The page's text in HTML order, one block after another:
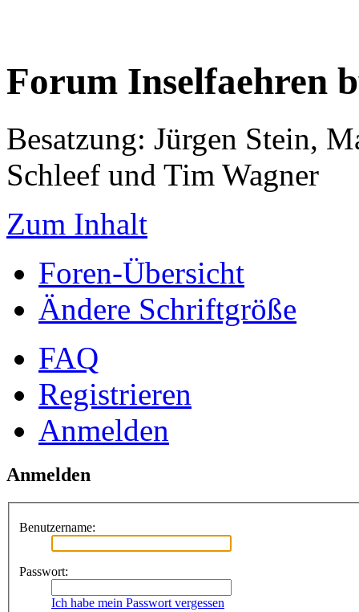
Forum Inselfaehren
Besatzung: Jürgen Stein,
Schleef und Tim Wagner
Zum Inhalt
Foren-Übersicht
Ändere Schriftgröße
FAQ
Registrieren
Anmelden
Anmelden
Benutzername:
Passwort:
Ich habe mein Passwort vergessen